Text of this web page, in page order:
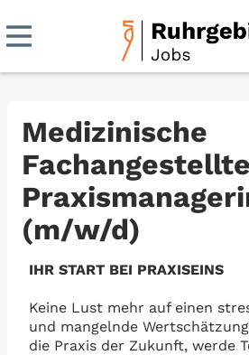
Medizinische
(m/w/d)
IHR START BEI PRAXISEINS
Keine Lust mehr auf einen
und mangelnde
die Praxis der Zukunft, werde